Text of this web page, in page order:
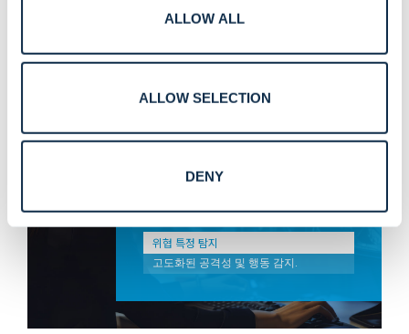
ALLOW ALL
ALLOW SELECTION
DENY
첨단 지능 및 자동화.
통합 모니터링 및 AI 기반 인사이트
이는 머신러닝 모델.
자동 응답 프로토콜
통제, 경보 및 알림 기능과 연결합니다.
위협 특정 탐지
고도화된 공격성 및 행동 감지.